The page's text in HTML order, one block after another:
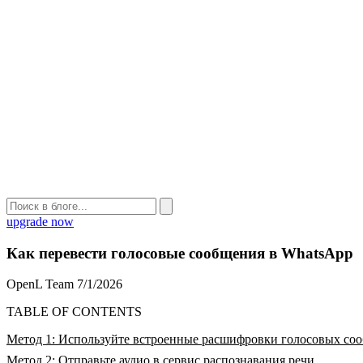
upgrade now
Как перевести голосовые сообщения в WhatsApp
OpenL Team 7/1/2026
TABLE OF CONTENTS
Метод 1: Используйте встроенные расшифровки голосовых